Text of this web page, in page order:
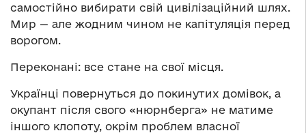
самостійно вибирати свій цивілізаційний шлях.
Мир — але жодним чином не капітуляція перед
ворогом.
Переконані: все стане на свої місця.
Українці повернуться до покинутих домівок, а
окупант після свого «нюрнберга» не матиме
іншого клопоту, окрім проблем власної